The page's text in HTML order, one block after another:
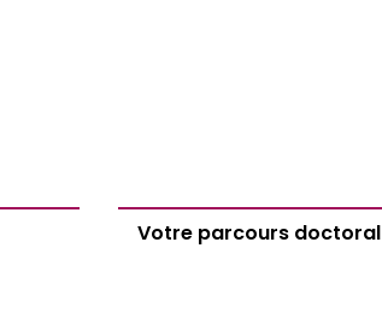
Votre parcours doctoral